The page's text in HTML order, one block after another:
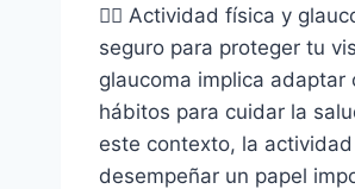
🏃‍♂️ Actividad física y
seguro para proteger tu
glaucoma implica adaptar
hábitos para cuidar la
este contexto, la
desempeñar un papel